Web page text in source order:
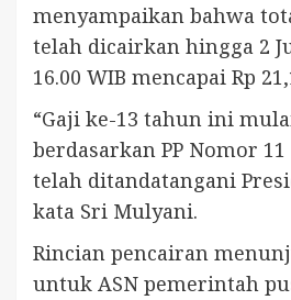
menyampaikan bahwa
telah dicairkan hingga 2
16.00 WIB mencapai Rp
“Gaji ke-13 tahun ini
berdasarkan PP Nomor
telah ditandatangani
kata Sri Mulyani.
Rincian pencairan
untuk ASN pemerintah